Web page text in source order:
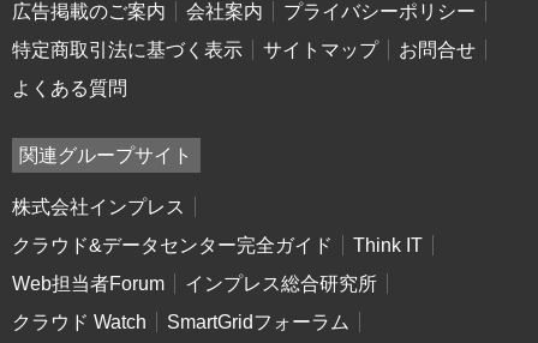
広告掲載のご案内
会社案内
プライバシーポリシー
特定商取引法に基づく表示
サイトマップ
お問合せ
よくある質問
関連グループサイト
株式会社インプレス
クラウド&データセンター完全ガイド
Think IT
Web担当者Forum
インプレス総合研究所
クラウド Watch
SmartGridフォーラム